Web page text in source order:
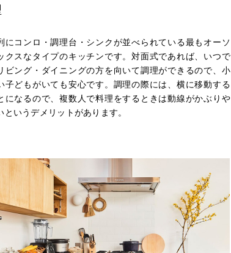
にコンロ・調理台・シンクが並べられている最もオーソ
クスなタイプのキッチンです。対面式であれば、いつで
ビング・ダイニングの方を向いて調理ができるので、小
子どもがいても安心です。調理の際には、横に移動する
になるので、複数人で料理をするときは動線がかぶりや
というデメリットがあります。